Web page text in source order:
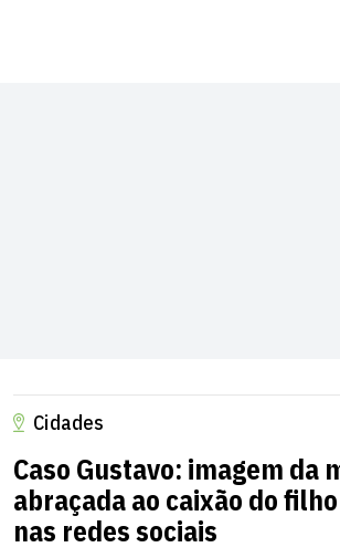
Cidades
Caso Gustavo: imagem da
abraçada ao caixão do
nas redes sociais